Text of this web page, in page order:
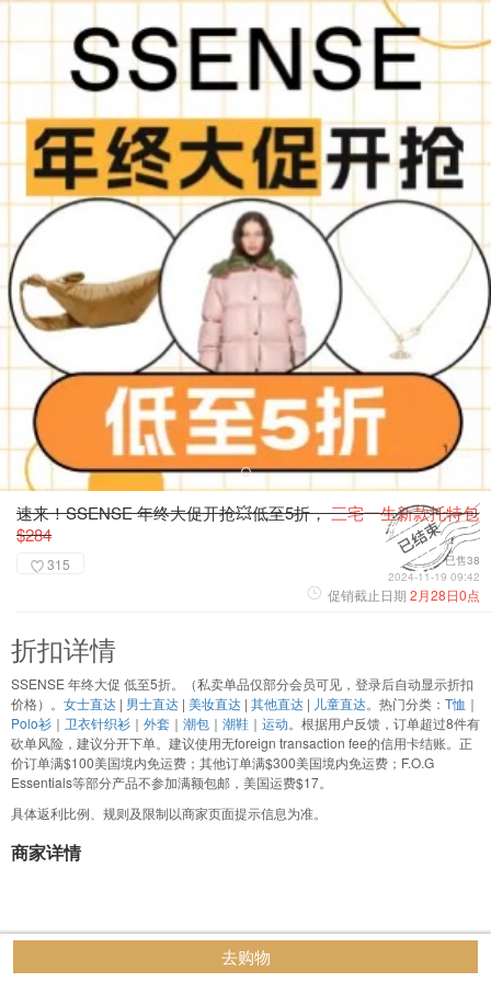
速来！SSENSE 年终大促开抢💥低至5折，三宅一生新款托特包
$284
315
已售38
2024-11-19 09:42
促销截止日期 2月28日0点
折扣详情
SSENSE 年终大促 低至5折。（私卖单品仅部分会员可见，登录后自动显示折扣
价格）。 女士直达 | 男士直达 | 美妆直达 | 其他直达 | 儿童直达。热门分类： T恤 ｜
Polo衫 ｜ 卫衣针织衫 ｜ 外套 ｜ 潮包 ｜ 潮鞋 ｜ 运动。根据用户反馈，订单超过8件有
砍单风险，建议分开下单。建议使用无foreign transaction fee的信用卡结账。正
价订单满$100美国境内免运费；其他订单满$300美国境内免运费；F.O.G
Essentials等部分产品不参加满额包邮，美国运费$17。
具体返利比例、规则及限制以商家页面提示信息为准。
商家详情
去购物